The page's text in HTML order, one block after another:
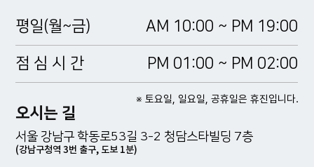
평일(월~금) AM 10:00 ~ PM 19:00
점 심 시 간 PM 01:00 ~ PM 02:00
※ 토요일, 일요일, 공휴일은 휴진입니다.
오시는 길
서울 강남구 학동로53길 3-2 청담스타빌딩 7층
(강남구청역 3번 출구, 도보 1분)